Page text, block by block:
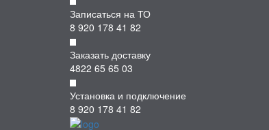
Записаться на ТО
8 920 178 41 82
Заказать доставку
4822 65 65 03
Установка и подключение
8 920 178 41 82